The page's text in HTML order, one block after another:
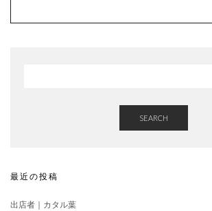
SEARCH
最近の投稿
出店者｜カタル葉